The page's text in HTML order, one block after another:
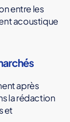
entre les
acoustique
après
la rédaction
et